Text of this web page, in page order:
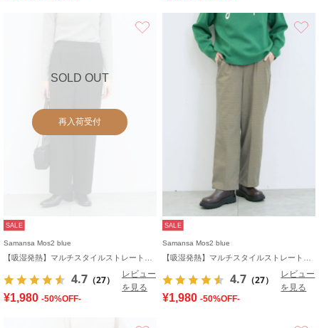
SOLD OUT
再入荷受付
お気に入り
SALE
Samansa Mos2 blue
4.7 （27）
レビュー
を見る
¥1,980 -50%OFF-
SALE
Samansa Mos2 blue
4.7 （27）
レビュー
を見る
¥1,980 -50%OFF-